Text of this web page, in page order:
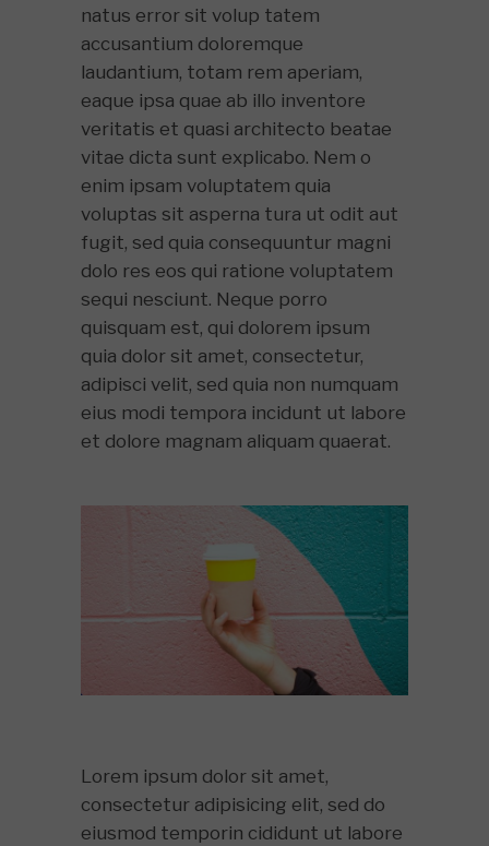
natus error sit volup tatem
accusantium doloremque
laudantium, totam rem aperiam,
eaque ipsa quae ab illo inventore
veritatis et quasi architecto beatae
vitae dicta sunt explicabo. Nem o
enim ipsam voluptatem quia
voluptas sit asperna tura ut odit aut
fugit, sed quia consequuntur magni
dolo res eos qui ratione voluptatem
sequi nesciunt. Neque porro
quisquam est, qui dolorem ipsum
quia dolor sit amet, consectetur,
adipisci velit, sed quia non numquam
eius modi tempora incidunt ut labore
et dolore magnam aliquam quaerat.
Lorem ipsum dolor sit amet,
consectetur adipisicing elit, sed do
eiusmod temporin cididunt ut labore